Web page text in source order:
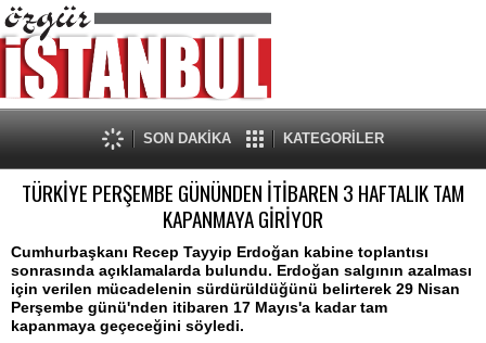
SON DAKİKA KATEGORİLER
TÜRKİYE PERŞEMBE GÜNÜNDEN İTİBAREN 3 HAFTALIK TAM
KAPANMAYA GİRİYOR
Cumhurbaşkanı Recep Tayyip Erdoğan kabine toplantısı
sonrasında açıklamalarda bulundu. Erdoğan salgının azalması
için verilen mücadelenin sürdürüldüğünü belirterek 29 Nisan
Perşembe günü'nden itibaren 17 Mayıs'a kadar tam
kapanmaya geçeceğini söyledi.